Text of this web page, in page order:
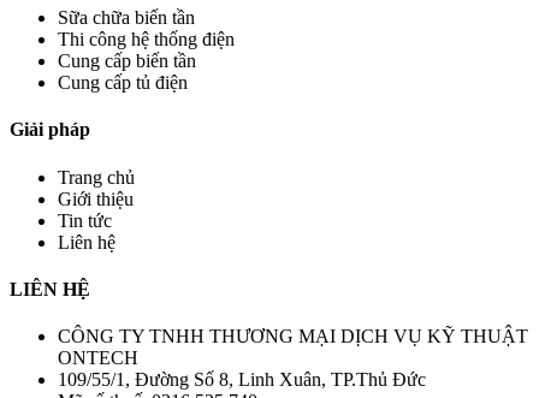
Sữa chữa biến tần
Thi công hệ thống điện
Cung cấp biến tần
Cung cấp tủ điện
Giải pháp
Trang chủ
Giới thiệu
Tin tức
Liên hệ
LIÊN HỆ
CÔNG TY TNHH THƯƠNG MẠI DỊCH VỤ KỸ THUẬT
ONTECH
109/55/1, Đường Số 8, Linh Xuân, TP.Thủ Đức